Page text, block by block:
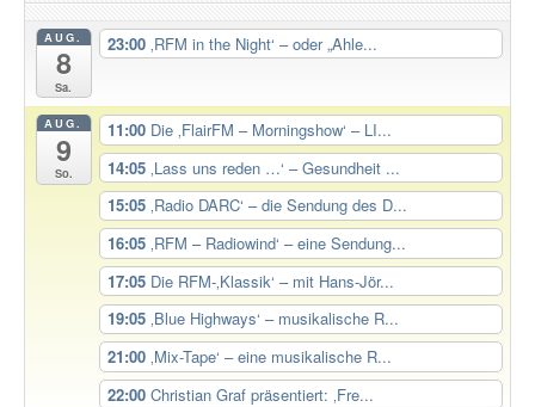
AUG.
8
Sa.
23:00 ‚RFM in the Night‘ – oder „Ahle...
AUG.
9
So.
11:00 Die ‚FlairFM – Morningshow‘ – LI...
14:05 ‚Lass uns reden …‘ – Gesundheit ...
15:05 ‚Radio DARC‘ – die Sendung des D...
16:05 ‚RFM – Radiowind‘ – eine Sendung...
17:05 Die RFM-‚Klassik‘ – mit Hans-Jör...
19:05 ‚Blue Highways‘ – musikalische R...
21:00 ‚Mix-Tape‘ – eine musikalische R...
22:00 Christian Graf präsentiert: ‚Fre...